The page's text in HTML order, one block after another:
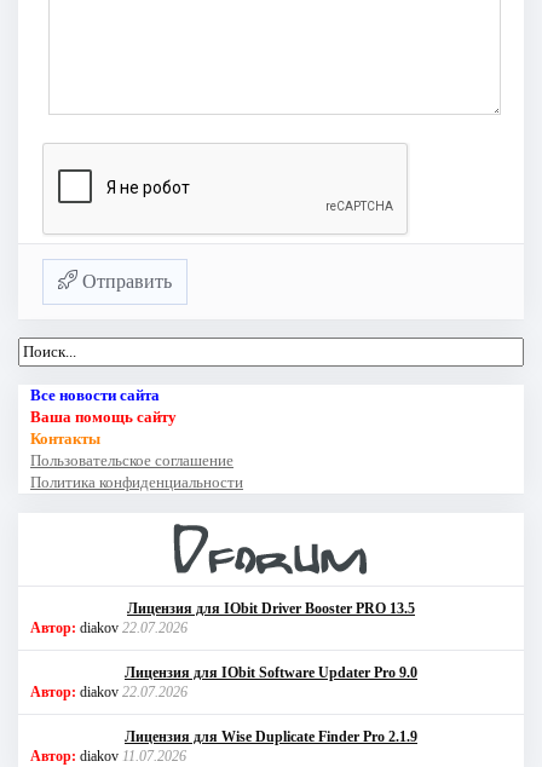
Отправить
Все новости сайта
Ваша помощь сайту
Контакты
Пользовательское соглашение
Политика конфиденциальности
Лицензия для IObit Driver Booster PRO 13.5
Автор: diakov 22.07.2026
Лицензия для IObit Software Updater Pro 9.0
Автор: diakov 22.07.2026
Лицензия для Wise Duplicate Finder Pro 2.1.9
Автор: diakov 11.07.2026